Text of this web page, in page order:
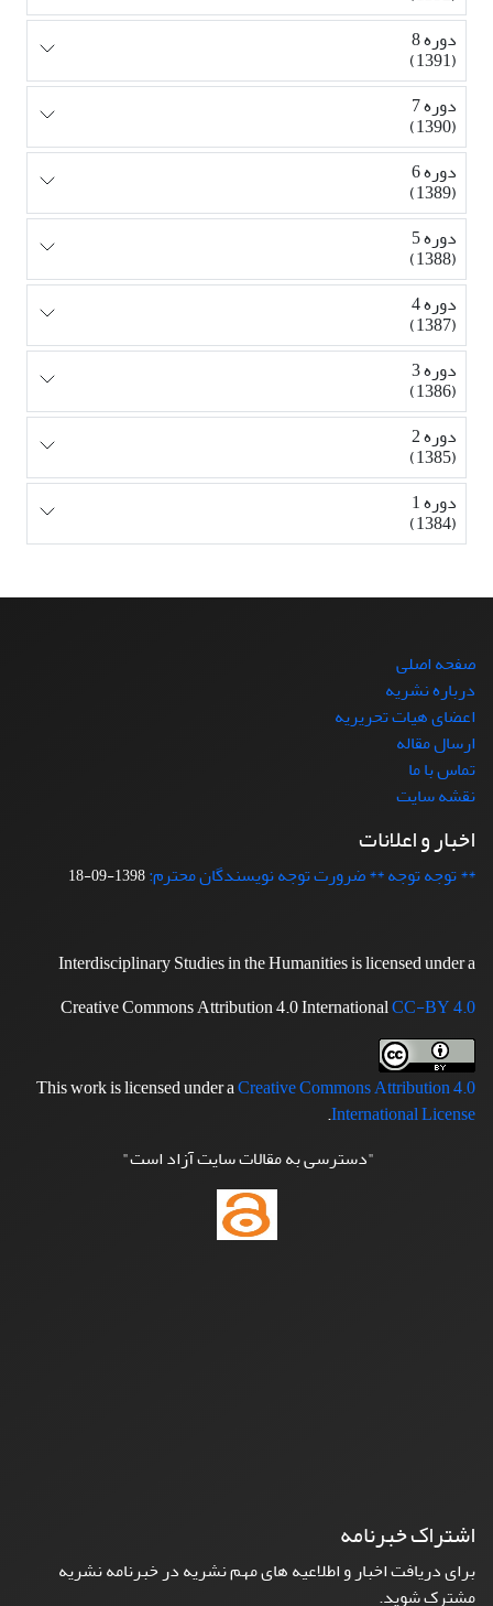
دوره 8
(1391)
دوره 7
(1390)
دوره 6
(1389)
دوره 5
(1388)
دوره 4
(1387)
دوره 3
(1386)
دوره 2
(1385)
دوره 1
(1384)
صفحه اصلی
درباره نشریه
اعضای هیات تحریریه
ارسال مقاله
تماس با ما
نقشه سایت
اخبار و اعلانات
** توجه توجه ** ضرورت توجه نویسندگان محترم:1398-09-18
Interdisciplinary Studies in the Humanities is licensed under a
Creative Commons Attribution 4.0 InternationalCC-BY 4.0
This work is licensed under aCreative Commons Attribution 4.0
International License
.
"دسترسی به مقالات سایت آزاد است"
اشتراک خبرنامه
برای دریافت اخبار و اطلاعیه های مهم نشریه در خبرنامه نشریه
مشترک شوید.